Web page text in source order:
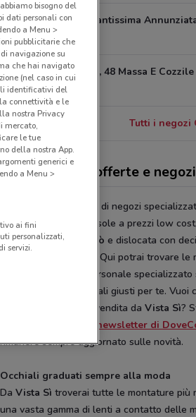
Via Della Santissima
20.1 km
Via Biscolla, 48 Massa E Cozzile
26.9 km
Tutti i negozi
Ottica VistaSì, offerte e negozi
è una catena di negozi
occhiali da vista e da sole a prezzi low
Salmoiraghi e Viganò e dislocata con
in tutta Italia. Qui potrai trovare le
migliori marche e il personale specializzato
confezionare gli occhiali giusti per te.
marche e i modelli in vendita daVista Sì?
iscriviti alla newsletter di
rimanere sempre aggiornato sulle novità.
Occhiali graduati sempre alla moda
DaVista Sì troverai tutte le montature più
una vasta gamma di lenti a contatto delle
bisogno del
dati personali con
a Menu >
pubblicitarie che
navigazione su
che hai navigato
(nel caso in cui
identificativi del
connettività e le
nostra Privacy
mercato,
le tue
della nostra App.
generici e
a Menu >
ai fini
personalizzati,
servizi.